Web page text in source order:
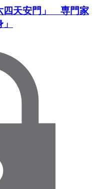
四天安門」 専門家